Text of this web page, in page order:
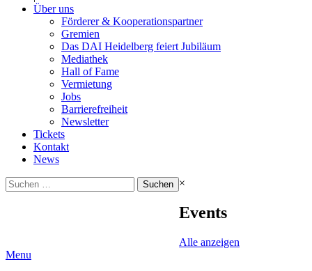
Über uns
Förderer & Kooperationspartner
Gremien
Das DAI Heidelberg feiert Jubiläum
Mediathek
Hall of Fame
Vermietung
Jobs
Barrierefreiheit
Newsletter
Tickets
Kontakt
News
Suchen
nach:
×
Events
Alle anzeigen
Menu